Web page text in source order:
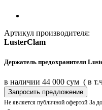
Артикул производителя:
LusterClam
Держатель предохранителя
в наличии 44 000 сум ( в
Запросить предложение
Не является публичной офертой За